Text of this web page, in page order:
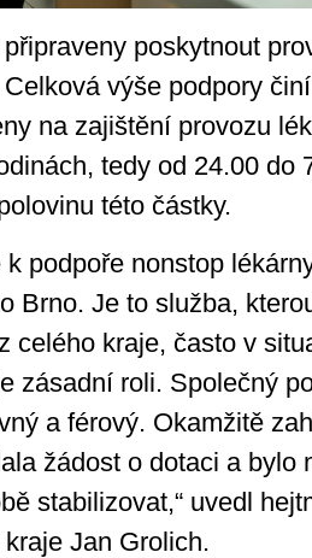
poskytnout
výše podpory
na zajištění provozu
tedy od 24.00 do
této částky.
k podpoře nonstop
Brno. Je to služba,
celého kraje, často v
zásadní roli. Společný
a férový. Okamžitě
žádost o dotaci a bylo
stabilizovat,“ uvedl
Jan Grolich.